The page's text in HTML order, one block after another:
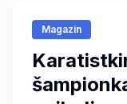
Magazin